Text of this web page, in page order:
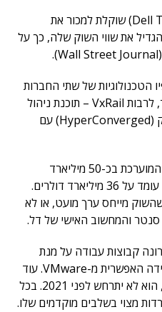
(Dell Technologies) שוקלת למכור את
את שווי השוק שלה, כך על
(Wall Street Journal).
הטכנולוגיות של שתי החברות
שולבו בצורה הדוקה יותר מתמיד, לרבות VxRail – תוכנת ניהול
התשתיות, המשולבות באופן הדוק (HyperConverged) עם
דל אוחזת ב-81% מ-VMware, המוערכת בכ-50 מיליארד
דולרים. שווי השוק של דל עצמה עומד על 36 מיליארד דולרים.
מייחס ערך מועט, או לא
והמחשוב האישי של דל.
קבוצות עבודה על מנת
לבחון את האפשרויות סביב הפרידה האפשרית מ-VMware. עוד
נכתב, כי אם ייעשה פיצול שכזה, הוא לא יתרחש לפני 2021. בכל
מצוי בשלבים מוקדמים שלו.